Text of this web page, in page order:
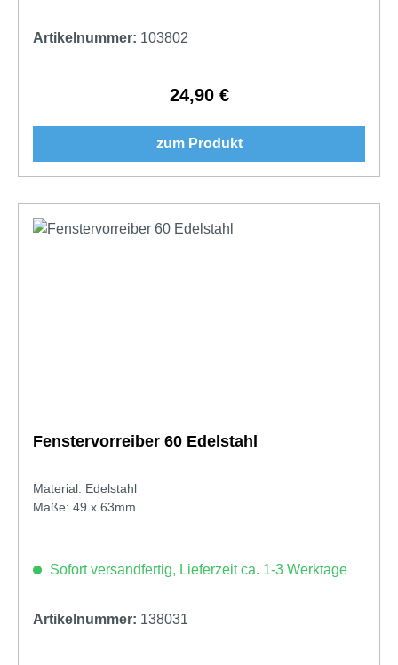
Artikelnummer: 103802
Regulärer Preis:
24,90 €
zum Produkt
Fenstervorreiber 60 Edelstahl
Material: Edelstahl
Maße: 49 x 63mm
Sofort versandfertig, Lieferzeit ca. 1-3 Werktage
Artikelnummer: 138031